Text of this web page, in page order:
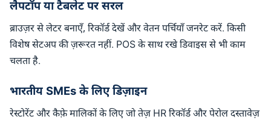
लैपटॉप या टैबलेट पर सरल
ब्राउज़र से लेटर बनाएँ, रिकॉर्ड देखें और वेतन पर्चियाँ जनरेट करें. किसी
विशेष सेटअप की ज़रूरत नहीं. POS के साथ रखे डिवाइस से भी काम
चलता है.
भारतीय SMEs के लिए डिज़ाइन
रेस्टोरेंट और कैफ़े मालिकों के लिए जो तेज़ HR रिकॉर्ड और पेरोल दस्तावेज़